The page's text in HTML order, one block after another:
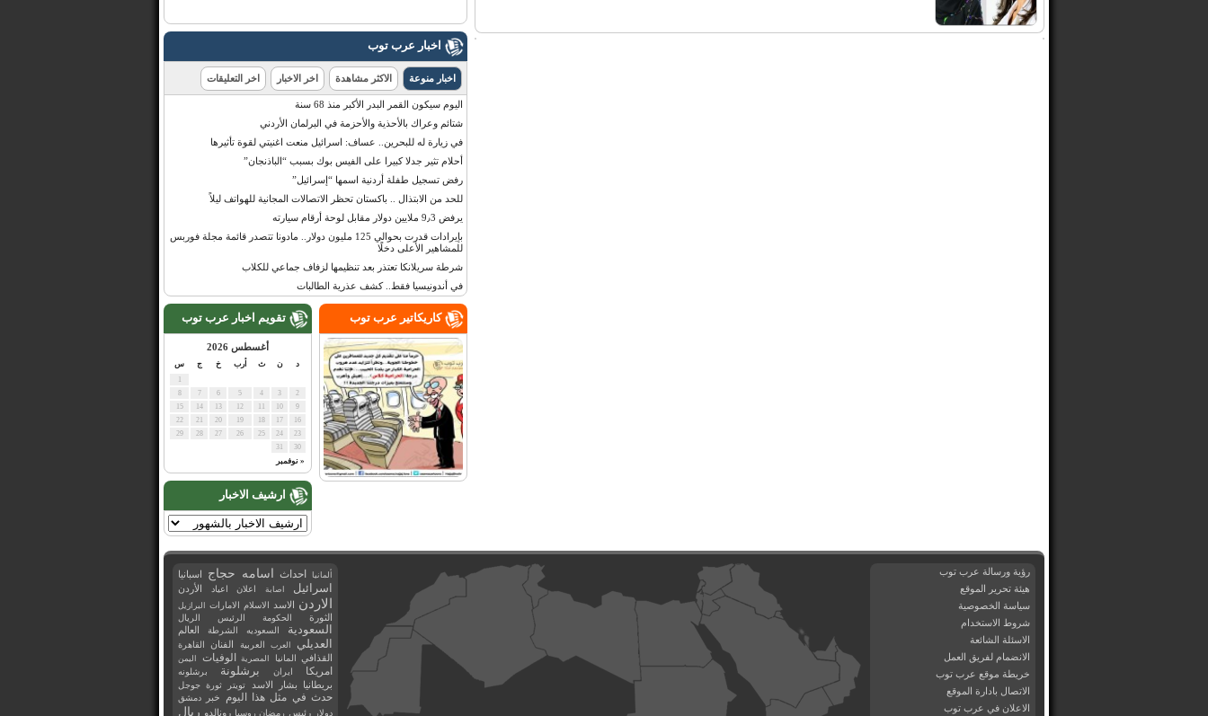
اخبار عرب توب
اخبار منوعة الاكثر مشاهدة اخر الاخبار اخر التعليقات
اليوم سيكون القمر البدر الأكبر منذ 68 سنة
شتائم وعراك بالأحذية والأحزمة في البرلمان الأردني
في زيارة له للبحرين.. عساف: اسرائيل منعت اغنيتي لقوة تأثيرها
أحلام تثير جدلا كبيرا على الفيس بوك بسبب “الباذنجان”
رفض تسجيل طفلة أردنية اسمها “إسرائيل”
للحد من الابتذال .. باكستان تحظر الاتصالات المجانية للهواتف ليلاً
يرفض 9٫3 ملايين دولار مقابل لوحة أرقام سيارته
بإيرادات قدرت بحوالي 125 مليون دولار.. مادونا تتصدر قائمة مجلة فوربس
للمشاهير الأعلى دخلًا
شرطة سريلانكا تعتذر بعد تنظيمها لزفاف جماعي للكلاب
في أندونيسيا فقط.. كشف عذرية الطالبات
تقويم اخبار عرب توب
أغسطس 2026
د ن ث أرب خ ج س
« نوفمبر
2
3
4
5
6
7
8
9
10
12
13
14
15
16
17
18
19
20
21
22
23
24
25
26
27
28
29
30
31
ارشيف الاخبار
كاريكاتير عرب توب
رؤية ورسالة عرب توب
هيئة تحرير الموقع
سياسة الخصوصية
شروط الاستخدام
الاسئلة الشائعة
الانضمام لفريق العمل
خريطة موقع عرب توب
الاتصال بادارة الموقع
الاعلان في عرب توب
ألمانيا احداث اسامه حجاج اسبانيا
اسرائيل اصابة اعلان اعياد الأردن
الاردن الاسد الاسلام الامارات البرازيل
الثورة الحكومة الرئيس الريال
السعودية السعوديه الشرطة العالم
العديلي العرب العربية الفنان القاهرة
القذافي المانيا المصرية الوفيات اليمن
امريكا ايران برشلونة برشلونه
بريطانيا بشار الاسد تويتر ثورة جوجل
حدث في مثل هذا اليوم خبر
دمشق
دولار
رئيس رمضان روسيا رونالدو ريال